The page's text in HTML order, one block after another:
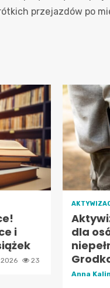
przejazdów po
i
23
dla
Anna